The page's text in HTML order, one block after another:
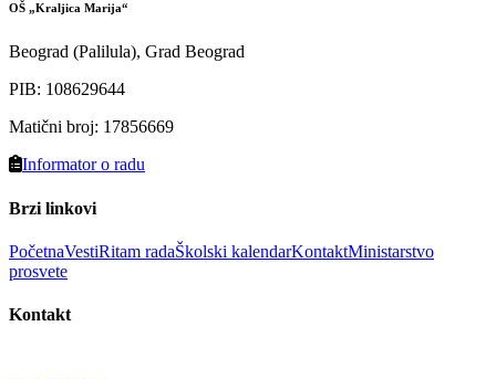
OŠ „Kraljica Marija“
Beograd (Palilula), Grad Beograd
PIB: 108629644
Matični broj: 17856669
Informator o radu
Brzi linkovi
PočetnaVestiRitam radaŠkolski kalendarKontaktMinistarstvo
prosvete
Kontakt